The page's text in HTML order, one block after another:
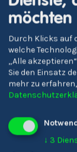
möchten
Durch Klicks auf
welche
„Alle
Sie den Einsatz
mehr zu
↓ 3